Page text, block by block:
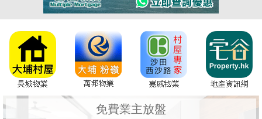
免費業主放盤